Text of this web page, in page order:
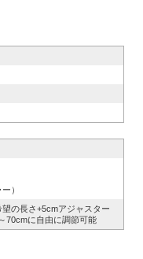
）
の長さ+5cmアジャスター
70cmに自由に調節可能